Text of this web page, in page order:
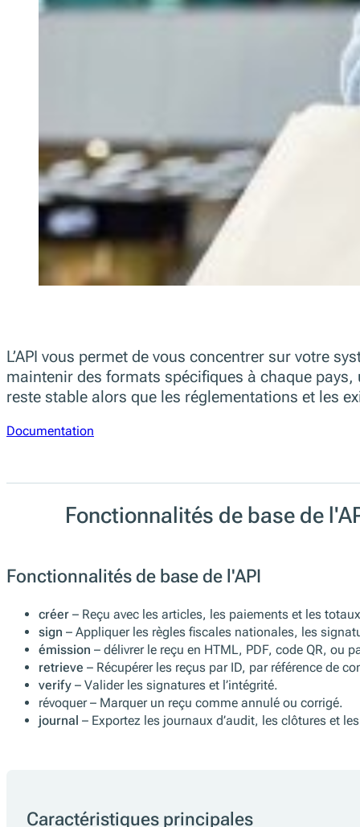
L’API vous permet de vous concentrer sur votre
maintenir des formats spécifiques à chaque
reste stable alors que les réglementations et les
Documentation
Fonctionnalités de base de
Fonctionnalités de base de l'API
créer – Reçu avec les articles, les paiements et les
sign – Appliquer les règles fiscales nationales, les
émission – délivrer le reçu en HTML, PDF, code QR, ou
retrieve – Récupérer les reçus par ID, par référence de
verify – Valider les signatures et l’intégrité.
révoquer – Marquer un reçu comme annulé ou corrigé.
journal – Exportez les journaux d’audit, les clôtures et
Caractéristiques principales